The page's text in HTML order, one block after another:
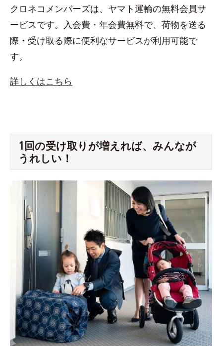
クロネコメンバーズは、ヤマト運輸の無料会員サ
ービスです。入会費・年会費無料で、荷物を送る
際・受け取る際に便利なサービスが利用可能で
す。
詳しくはこちら
1回の受け取りが増えれば、みんなが
うれしい！